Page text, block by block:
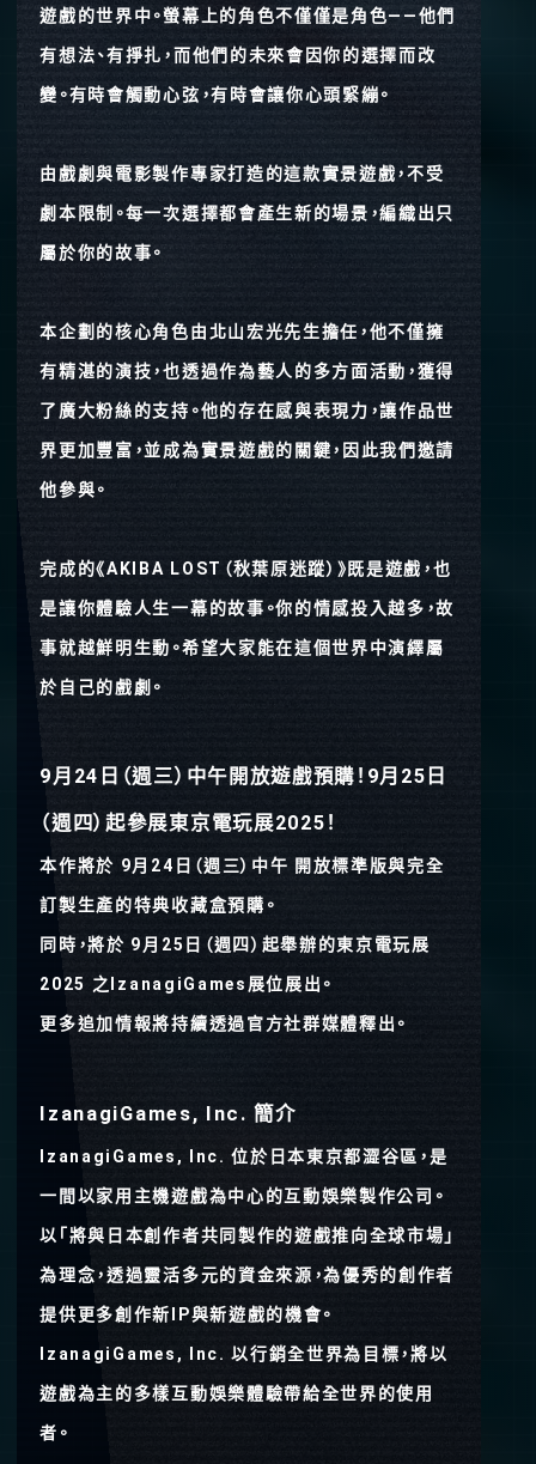
遊戲的世界中。螢幕上的角色不僅僅是角色——他們
有想法、有掙扎，而他們的未來會因你的選擇而改
變。有時會觸動心弦，有時會讓你心頭緊繃。
由戲劇與電影製作專家打造的這款實景遊戲，不受
劇本限制。每一次選擇都會產生新的場景，編織出只
屬於你的故事。
本企劃的核心角色由北山宏光先生擔任，他不僅擁
有精湛的演技，也透過作為藝人的多方面活動，獲得
了廣大粉絲的支持。他的存在感與表現力，讓作品世
界更加豐富，並成為實景遊戲的關鍵，因此我們邀請
他參與。
完成的《AKIBA LOST（秋葉原迷蹤）》既是遊戲，也
是讓你體驗人生一幕的故事。你的情感投入越多，故
事就越鮮明生動。希望大家能在這個世界中演繹屬
於自己的戲劇。
9月24日（週三）中午開放遊戲預購！9月25日
（週四）起參展東京電玩展2025！
本作將於 9月24日（週三）中午 開放標準版與完全
訂製生產的特典收藏盒預購。
同時，將於 9月25日（週四）起舉辦的東京電玩展
2025 之IzanagiGames展位展出。
更多追加情報將持續透過官方社群媒體釋出。
IzanagiGames, Inc. 簡介
IzanagiGames, Inc. 位於⽇本東京都澀谷區，是
⼀間以家⽤主機遊戲為中⼼的互動娛樂製作公司。
以「將與⽇本創作者共同製作的遊戲推向全球市場」
為理念，透過靈活多元的資⾦來源，為優秀的創作者
提供更多創作新IP與新遊戲的機會。
IzanagiGames, Inc. 以⾏銷全世界為⽬標，將以
遊戲為主的多樣互動娛樂體驗帶給全世界的使⽤
者。